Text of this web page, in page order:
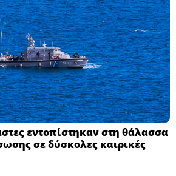
εντοπίστηκαν στη θάλασσα
σε δύσκολες καιρικές